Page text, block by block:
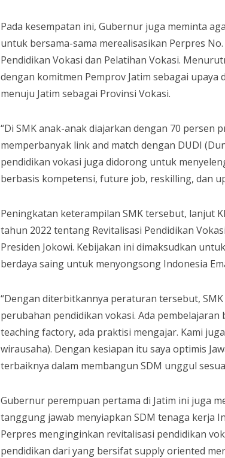
Pada kesempatan ini, Gubernur juga meminta
untuk bersama-sama merealisasikan Perpres
Pendidikan Vokasi dan Pelatihan Vokasi.
dengan komitmen Pemprov Jatim sebagai
menuju Jatim sebagai Provinsi Vokasi.
“Di SMK anak-anak diajarkan dengan 70 persen
memperbanyak link and match dengan DUDI
pendidikan vokasi juga didorong untuk
berbasis kompetensi, future job, reskilling, dan
Peningkatan keterampilan SMK tersebut, lanjut
tahun 2022 tentang Revitalisasi Pendidikan
Presiden Jokowi. Kebijakan ini dimaksudkan
berdaya saing untuk menyongsong Indonesia
“Dengan diterbitkannya peraturan tersebut,
perubahan pendidikan vokasi. Ada
teaching factory, ada praktisi mengajar. Kami
wirausaha). Dengan kesiapan itu saya optimis
terbaiknya dalam membangun SDM unggul
Gubernur perempuan pertama di Jatim ini juga
tanggung jawab menyiapkan SDM tenaga kerja
Perpres menginginkan revitalisasi pendidikan
pendidikan dari yang bersifat supply oriented